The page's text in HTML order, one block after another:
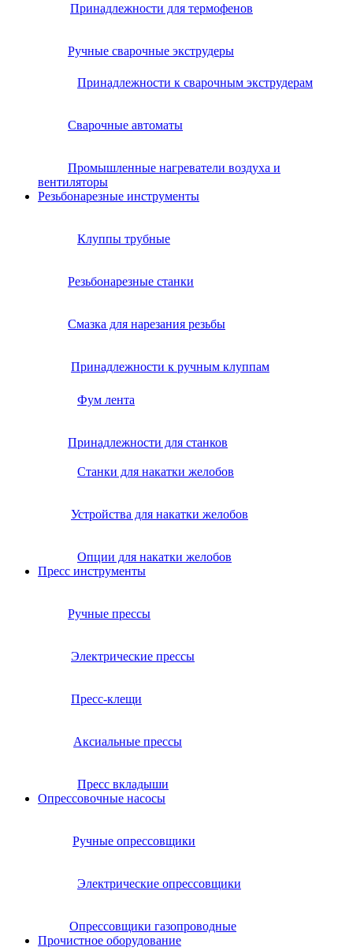
Принадлежности для термофенов
Ручные сварочные экструдеры
Принадлежности к сварочным экструдерам
Сварочные автоматы
Промышленные нагреватели воздуха и
вентиляторы
Резьбонарезные инструменты
Клуппы трубные
Резьбонарезные станки
Смазка для нарезания резьбы
Принадлежности к ручным клуппам
Фум лента
Принадлежности для станков
Станки для накатки желобов
Устройства для накатки желобов
Опции для накатки желобов
Пресс инструменты
Ручные прессы
Электрические прессы
Пресс-клещи
Аксиальные прессы
Пресс вкладыши
Опрессовочные насосы
Ручные опрессовщики
Электрические опрессовщики
Опрессовщики газопроводные
Прочистное оборудование